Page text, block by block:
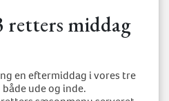
retters middag
en eftermiddag i vores tre
ude og inde.